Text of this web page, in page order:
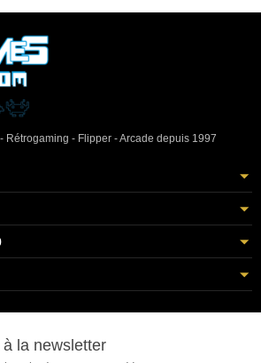
Rétrogaming - Flipper - Arcade depuis 1997
la newsletter